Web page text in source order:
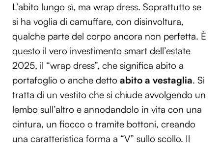
L’abito lungo sì, ma wrap dress. Soprattutto se
si ha voglia di camuffare, con disinvoltura,
qualche parte del corpo ancora non perfetta. È
questo il vero investimento smart dell’estate
2025, il “wrap dress”, che significa abito a
portafoglio o anche detto abito a vestaglia. Si
tratta di un vestito che si chiude avvolgendo un
lembo sull’altro e annodandolo in vita con una
cintura, un fiocco o tramite bottoni, creando
una caratteristica forma a “V” sullo scollo. Il